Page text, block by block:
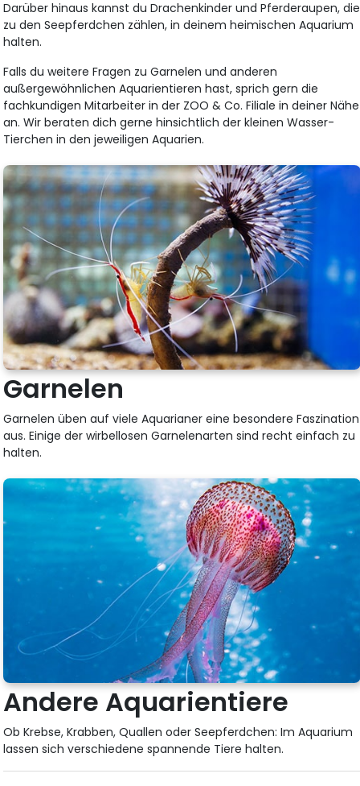
Darüber hinaus kannst du Drachenkinder und Pferderaupen, die
zu den Seepferdchen zählen, in deinem heimischen Aquarium
halten.
Falls du weitere Fragen zu Garnelen und anderen
außergewöhnlichen Aquarientieren hast, sprich gern die
fachkundigen Mitarbeiter in der ZOO & Co. Filiale in deiner Nähe
an. Wir beraten dich gerne hinsichtlich der kleinen Wasser-
Tierchen in den jeweiligen Aquarien.
Garnelen
Garnelen üben auf viele Aquarianer eine besondere Faszination
aus. Einige der wirbellosen Garnelenarten sind recht einfach zu
halten.
Andere Aquarientiere
Ob Krebse, Krabben, Quallen oder Seepferdchen: Im Aquarium
lassen sich verschiedene spannende Tiere halten.